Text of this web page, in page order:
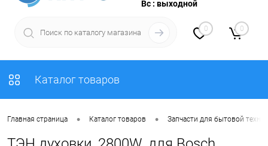
Вс : выходной
0 0
Каталог товаров
Главная страница • Каталог товаров • Запчасти для бытовой